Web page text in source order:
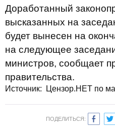
Доработанный
высказанных на
будет вынесен на
на следующее
министров, сообщает
правительства.
Источник: Цензор.НЕТ по
ПОДЕЛИТЬСЯ: